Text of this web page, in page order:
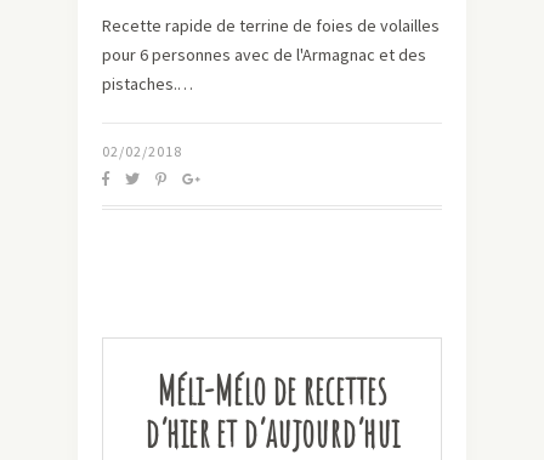
Recette rapide de terrine de foies de volailles
pour 6 personnes avec de l'Armagnac et des
pistaches.…
02/02/2018
Méli-Mélo de recettes
d’hier et d’aujourd’hui